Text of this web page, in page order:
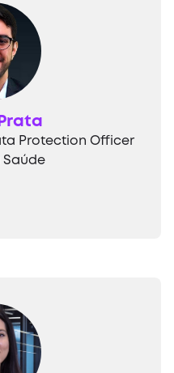
Protection Officer
Saúde